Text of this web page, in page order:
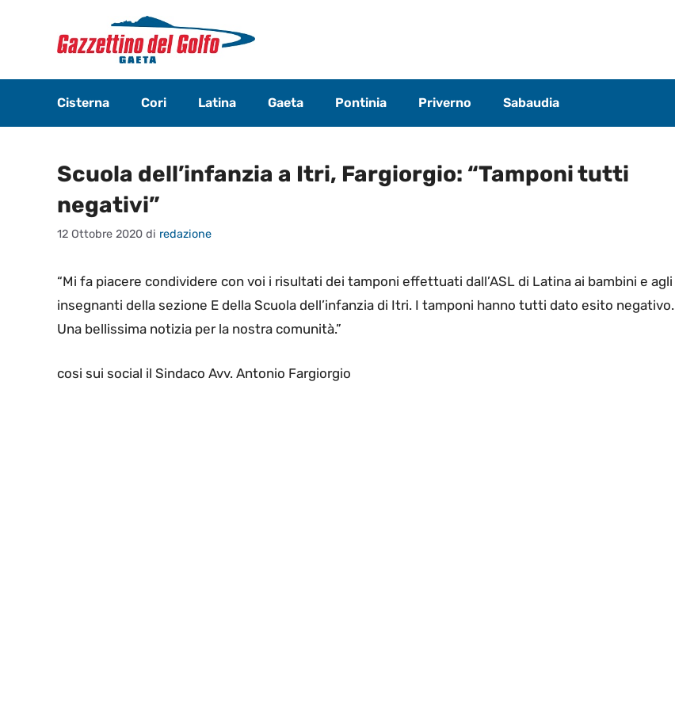
contenuto
Cisterna Cori Latina Gaeta Pontinia Priverno Sabaudia
Scuola dell’infanzia a Itri, Fargiorgio: “Tamponi tutti
negativi”
12 Ottobre 2020 di redazione
“Mi fa piacere condividere con voi i risultati dei tamponi effettuati dall’ASL di Latina ai bambini e agli
insegnanti della sezione E della Scuola dell’infanzia di Itri. I tamponi hanno tutti dato esito negativo.
Una bellissima notizia per la nostra comunità.”
cosi sui social il Sindaco Avv. Antonio Fargiorgio